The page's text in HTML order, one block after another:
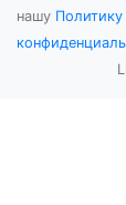
нашу